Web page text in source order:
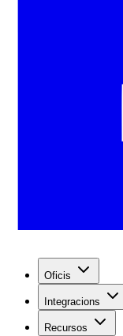
Oficis
Integracions
Recursos